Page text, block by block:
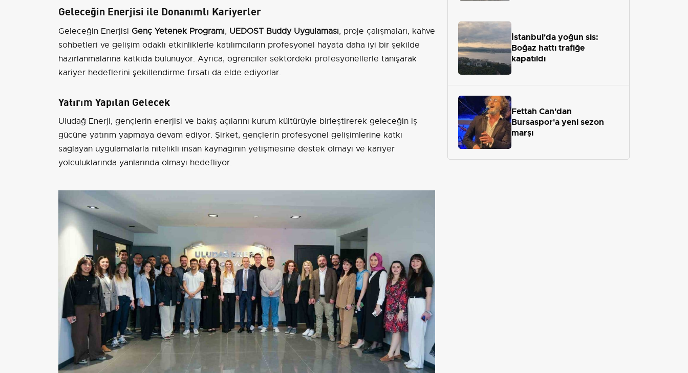
Geleceğin Enerjisi ile Donanımlı Kariyerler
Geleceğin Enerjisi Genç Yetenek Programı, UEDOST Buddy Uygulaması, proje çalışmaları, kahve
sohbetleri ve gelişim odaklı etkinliklerle katılımcıların profesyonel hayata daha iyi bir şekilde
hazırlanmalarına katkıda bulunuyor. Ayrıca, öğrenciler sektördeki profesyonellerle tanışarak
kariyer hedeflerini şekillendirme fırsatı da elde ediyorlar.
Yatırım Yapılan Gelecek
Uludağ Enerji, gençlerin enerjisi ve bakış açılarını kurum kültürüyle birleştirerek geleceğin iş
gücüne yatırım yapmaya devam ediyor. Şirket, gençlerin profesyonel gelişimlerine katkı
sağlayan uygulamalarla nitelikli insan kaynağının yetişmesine destek olmayı ve kariyer
yolculuklarında yanlarında olmayı hedefliyor.
İstanbul'da yoğun sis:
Boğaz hattı trafiğe
kapatıldı
Fettah Can'dan
Bursaspor'a yeni sezon
marşı